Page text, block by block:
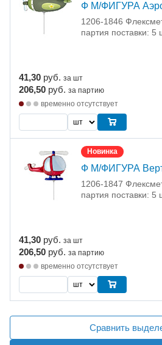
Ф М/ФИГУРА
1206-1846
партия поставки: 5
41,30 руб. за шт
206,50 руб. за партию
временно отсутствует
Новинка
Ф М/ФИГУРА
1206-1847
партия поставки: 5
41,30 руб. за шт
206,50 руб. за партию
временно отсутствует
Сравнить